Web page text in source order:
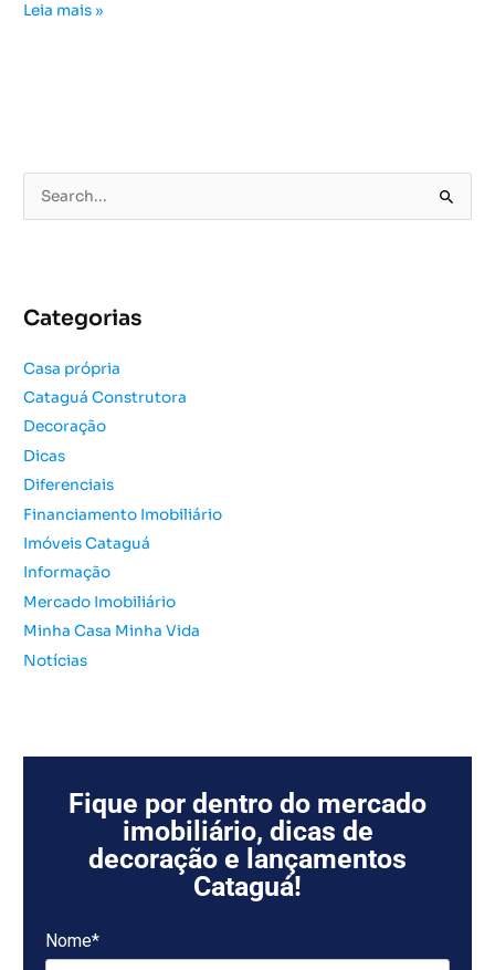
Leia mais »
e
i
a
r
p
o
r
Categorias
Casa própria
Cataguá Construtora
Decoração
Dicas
Diferenciais
Financiamento Imobiliário
Imóveis Cataguá
Informação
Mercado Imobiliário
Minha Casa Minha Vida
Notícias
Fique por dentro do mercado
imobiliário, dicas de
decoração e lançamentos
Cataguá!
Nome*